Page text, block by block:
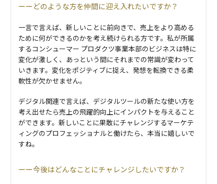
どのような方を仲間に迎え入れたいですか？
一言で言えば、新しいことに前向きで、売上をより高める
ために何ができるのかを考え続けられる方です。私が所属
するコンシューマー プロダクツ事業本部のビジネスは特に
変化が激しく、あっという間にそれまでの常識が変わって
いきます。変化をポジティブに捉え、発想を転換できる柔
軟性が欠かせません。
デジタル関連で言えば、デジタルツールの新たな使い方を
考え出せたら売上の飛躍的向上にインパクトを与えること
ができます。新しいことに果敢にチャレンジするマーケテ
ィングのプロフェッショナルと働けたら、本当に嬉しいで
すね。
今後はどんなことにチャレンジしたいですか？